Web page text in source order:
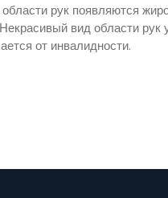
рук появляются
вид области
от инвалидности.